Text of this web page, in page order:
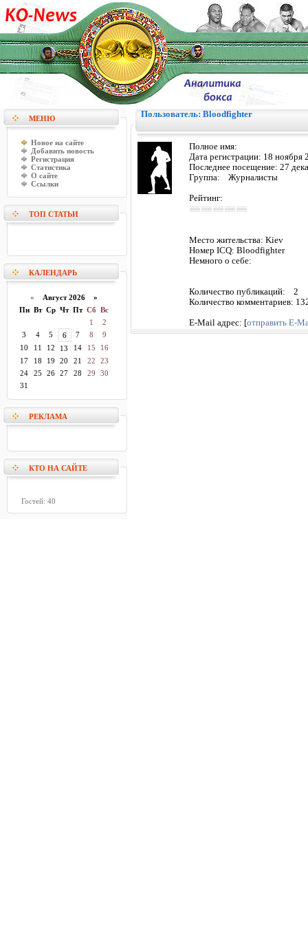
МЕНЮ
Новое на сайте
Добавить новость
Регистрация
Статистика
О сайте
Ссылки
ТОП СТАТЬИ
КАЛЕНДАРЬ
« Август 2026 »
Пн Вт Ср Чт Пт Сб Вс
1
2
3
4 5 6 7 8
9
10
11 12 13 14 15
16
17
18 19 20 21 22
23
24
25 26 27 28 29
30
31
РЕКЛАМА
КТО НА САЙТЕ
Гостей: 40
Пользователь: Bloodfighter
Полное имя:
Дата регистрации: 18 ноября
Последнее посещение: 27
Группа: Журналисты
Рейтинг:
Место жительства: Kiev
Номер ICQ: Bloodfighter
Немного о себе:
Количество публикаций: 2
Количество комментариев:
E-Mail адрес: [отправить E-